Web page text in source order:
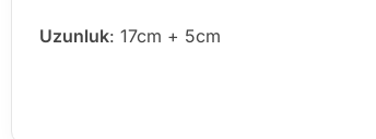
Uzunluk: 17cm + 5cm